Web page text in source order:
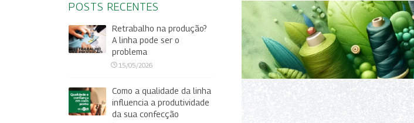
POSTS RECENTES
Retrabalho na produção?
A linha pode ser o
problema
15/05/2026
Como a qualidade da linha
influencia a produtividade
da sua confecção